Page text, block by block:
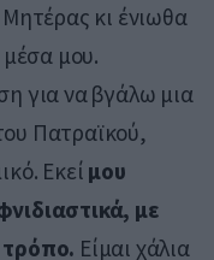
κι ένιωθα
μου.
για να βγάλω μια
Πατραϊκού,
Εκεί μου
με
Είμαι χάλια